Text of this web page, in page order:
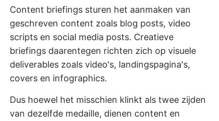
Content briefings sturen het aanmaken van
geschreven content zoals blog posts, video
scripts en social media posts. Creatieve
briefings daarentegen richten zich op visuele
deliverables zoals video's, landingspagina's,
covers en infographics.
Dus hoewel het misschien klinkt als twee zijden
van dezelfde medaille, dienen content en